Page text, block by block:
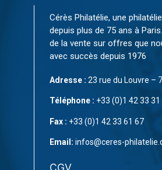
Cérès Philatélie, une
depuis plus de 75 ans à
de la vente sur offres que
avec succès depuis 1976
Adresse : 23 rue du Louvre –
Téléphone : +33 (0)1 42 33 31
Fax : +33 (0)1 42 33 61 67
Email: infos@ceres-
CGV